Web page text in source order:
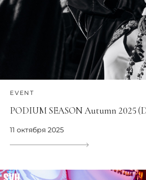
EVENT
PODIUM SEASON Аutumn 2025
11 октября 2025